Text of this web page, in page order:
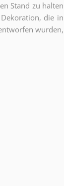
Stand zu halten
die in
wurden,